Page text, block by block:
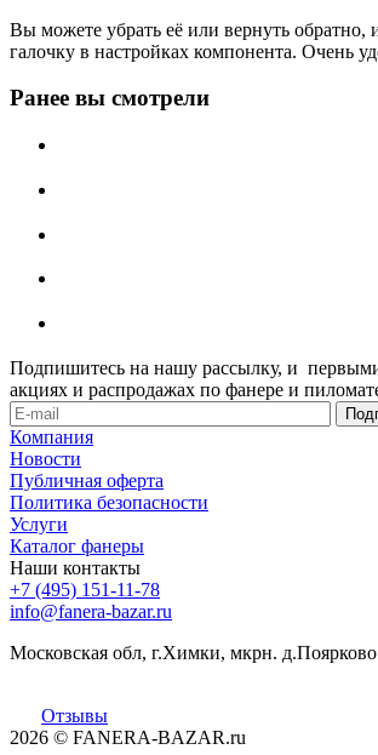
Вы можете убрать её или вернуть обратно,
галочку в настройках компонента. Очень
Ранее вы смотрели
Подпишитесь на нашу рассылку, и
акциях и распродажах по фанере и
Компания
Новости
Публичная оферта
Политика безопасности
Услуги
Каталог фанеры
Наши контакты
+7 (495) 151-11-78
info@fanera-bazar.ru
Московская обл, г.Химки, мкрн.
Отзывы
2026 © FANERA-BAZAR.ru